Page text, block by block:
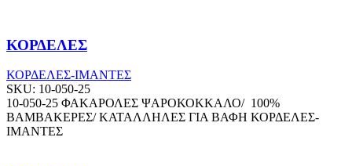
ΚΟΡΔΕΛΕΣ
ΚΟΡΔΕΛΕΣ-ΙΜΑΝΤΕΣ
SKU: 10-050-25
10-050-25 ΦΑΚΑΡΟΛΕΣ ΨΑΡΟΚΟΚΚΑΛΟ/ 100%
ΒΑΜΒΑΚΕΡΕΣ/ ΚΑΤΑΛΛΗΛΕΣ ΓΙΑ ΒΑΦΗ ΚΟΡΔΕΛΕΣ-
ΙΜΑΝΤΕΣ